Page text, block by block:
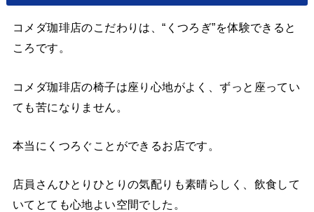
コメダ珈琲店のこだわりは、“くつろぎ”を体験できると
ころです。
コメダ珈琲店の椅子は座り心地がよく、ずっと座ってい
ても苦になりません。
本当にくつろぐことができるお店です。
店員さんひとりひとりの気配りも素晴らしく、飲食して
いてとても心地よい空間でした。